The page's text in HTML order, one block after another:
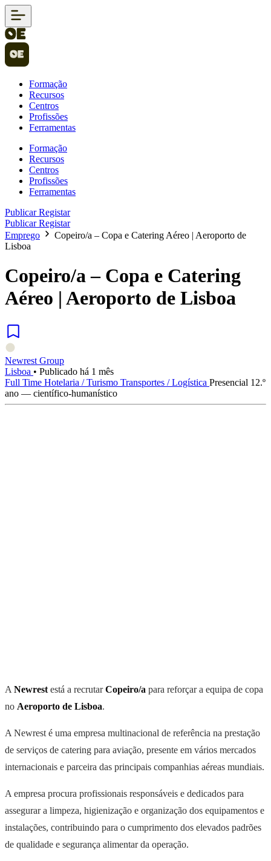
Formação
Recursos
Centros
Profissões
Ferramentas
Formação
Recursos
Centros
Profissões
Ferramentas
PublicarRegistar
PublicarRegistar
Emprego
Copeiro/a – Copa e Catering Aéreo | Aeroporto de
Lisboa
Copeiro/a – Copa e Catering
Aéreo | Aeroporto de Lisboa
Newrest Group
Lisboa • Publicado há 1 mês
Full Time Hotelaria / Turismo Transportes / Logística Presencial 12.º
ano — científico-humanístico
A Newrest está a recrutarCopeiro/a para reforçar a equipa de copa
no Aeroporto de Lisboa.
A Newrest é uma empresa multinacional de referência na prestação
de serviços de catering para aviação, presente em vários mercados
internacionais e parceira das principais companhias aéreas mundiais.
A empresa procura profissionais responsáveis e dedicados para
assegurar a limpeza, higienização e organização dos equipamentos e
instalações, contribuindo para o cumprimento dos elevados padrões
de qualidade e segurança alimentar da operação.